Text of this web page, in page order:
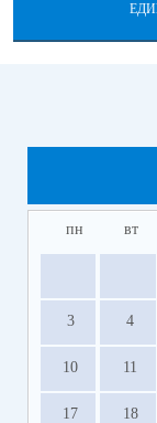
пн вт
3 4
10 11
17 18